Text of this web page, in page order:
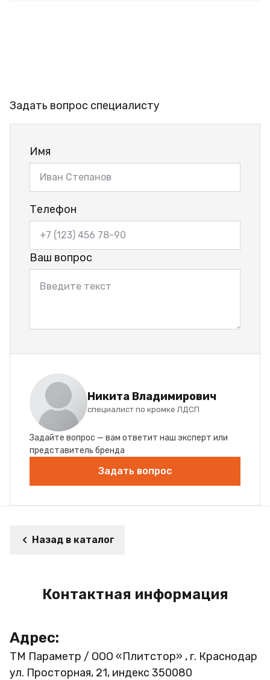
Задать вопрос специалисту
Имя
Телефон
Ваш вопрос
Никита Владимирович
специалист по кромке ЛДСП
Задайте вопрос — вам ответит наш эксперт или
представитель бренда
Задать вопрос
Назад в каталог
Контактная информация
Адрес:
ТМ Параметр / ООО «Плитстор» , г. Краснодар
ул. Просторная, 21, индекс 350080